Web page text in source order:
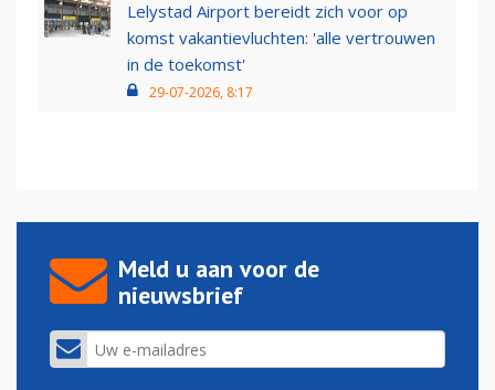
Lelystad Airport bereidt zich voor op
komst vakantievluchten: 'alle vertrouwen
in de toekomst'
29-07-2026, 8:17
Meld u aan voor de
nieuwsbrief